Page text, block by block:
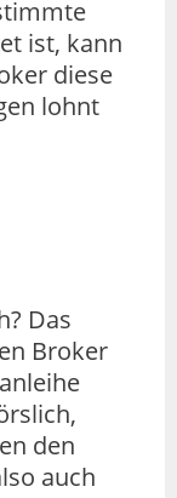
ist, kann
diese
lohnt
Das
Broker
den
auch